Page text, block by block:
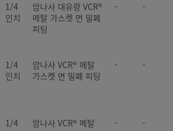
1/4
인치
암나사 대유량 VCR®
메탈 가스켓 면 밀폐
피팅
- -
1/4
인치
암나사 VCR® 메탈
가스켓 면 밀폐 피팅
- -
1/4
암나사 VCR® 메탈
- -